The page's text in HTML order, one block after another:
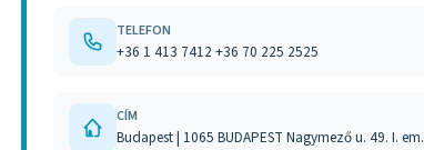
TELEFON
+36 1 413 7412 +36 70 225 2525
CÍM
Budapest | 1065 BUDAPEST Nagymező u. 49. I. em.